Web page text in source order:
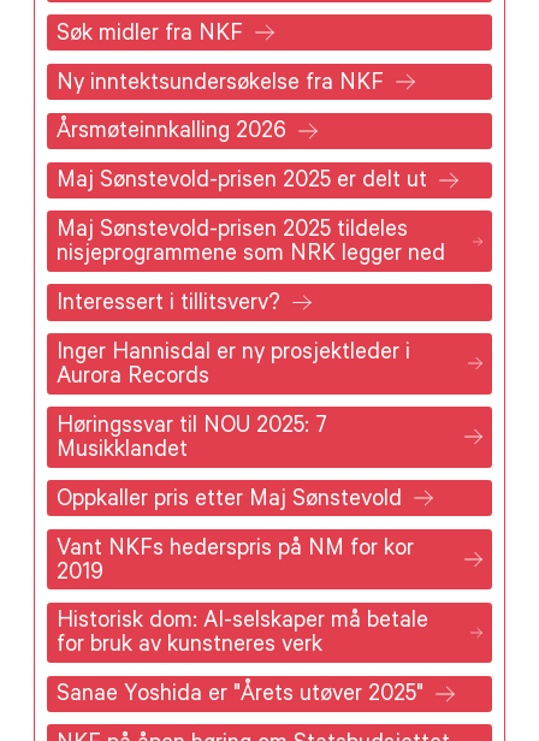
Søk midler fra NKF
Ny inntektsundersøkelse fra NKF
Årsmøteinnkalling 2026
Maj Sønstevold-prisen 2025 er delt ut
Maj Sønstevold-prisen 2025 tildeles
nisjeprogrammene som NRK legger ned
Interessert i tillitsverv?
Inger Hannisdal er ny prosjektleder i
Aurora Records
Høringssvar til NOU 2025: 7
Musikklandet
Oppkaller pris etter Maj Sønstevold
Vant NKFs hederspris på NM for kor
2019
Historisk dom: AI-selskaper må betale
for bruk av kunstneres verk
Sanae Yoshida er "Årets utøver 2025"